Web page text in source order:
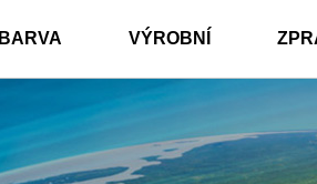
BARVA VÝROBNÍ